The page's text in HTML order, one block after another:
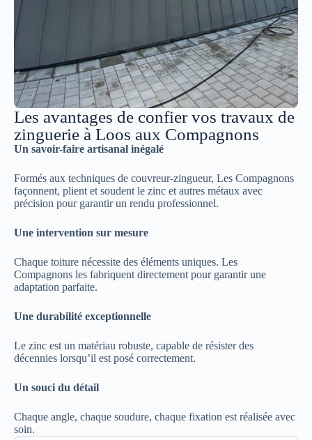
Les avantages de confier vos travaux de
zinguerie à Loos aux Compagnons
Un savoir-faire artisanal inégalé
Formés aux techniques de couvreur-zingueur, Les Compagnons
façonnent, plient et soudent le zinc et autres métaux avec
précision pour garantir un rendu professionnel.
Une intervention sur mesure
Chaque toiture nécessite des éléments uniques. Les
Compagnons les fabriquent directement pour garantir une
adaptation parfaite.
Une durabilité exceptionnelle
Le zinc est un matériau robuste, capable de résister des
décennies lorsqu’il est posé correctement.
Un souci du détail
Chaque angle, chaque soudure, chaque fixation est réalisée avec
soin.